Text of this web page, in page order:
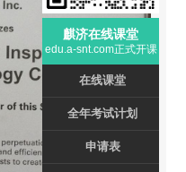
麒济在线课堂
edu.a-snt.com正式开课
在线课堂
全年考试计划
申请表